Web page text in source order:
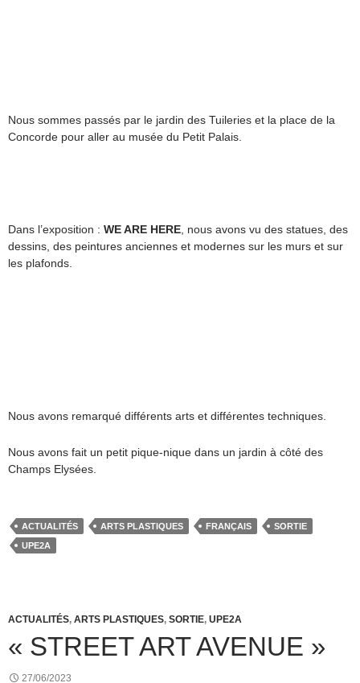
Nous sommes passés par le jardin des Tuileries et la place de la
Concorde pour aller au musée du Petit Palais.
Dans l’exposition : WE ARE HERE , nous avons vu des statues, des
dessins, des peintures anciennes et modernes sur les murs et sur
les plafonds.
Nous avons remarqué différents arts et différentes techniques.
Nous avons fait un petit pique-nique dans un jardin à côté des
Champs Elysées.
ACTUALITÉS ARTS PLASTIQUES FRANÇAIS
SORTIE
UPE2A
ACTUALITÉS, ARTS PLASTIQUES, SORTIE, UPE2A
« STREET ART AVENUE »
27/06/2023